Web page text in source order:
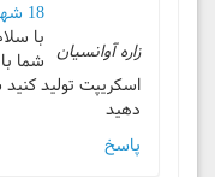
زاره آوانسیان
18 شهریور 1391 در 2:54 ب.ظ
با
شما
اسکریپت تولید
دهید
پاسخ